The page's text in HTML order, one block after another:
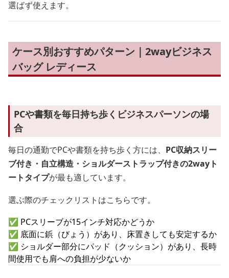
選ばず使えます。
ケース別おすすめパターン｜2wayビジネス
バッグ レディース
PCや書類を毎日持ち歩くビジネスパーソンの場
合
毎日の通勤でPCや書類を持ち歩く方には、 PC収納スリー
ブ付き・自立構造・ショルダーストラップ付きの2wayト
ートタイプが最も適しています。
選ぶ際のチェックリストはこちらです。
✅ PCスリーブが15インチ対応かどうか
✅ 底面に鋲（びょう）があり、床置きしても安定するか
✅ ショルダー部分にパッド（クッション）があり、長時
間使用でも肩への負担が少ないか